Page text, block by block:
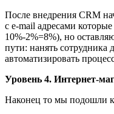
После внедрения CRM
с e-mail адресами
10%-2%=8%), но
пути: нанять сотрудника
автоматизировать
Уровень 4. Интернет-
Наконец то мы подошли к